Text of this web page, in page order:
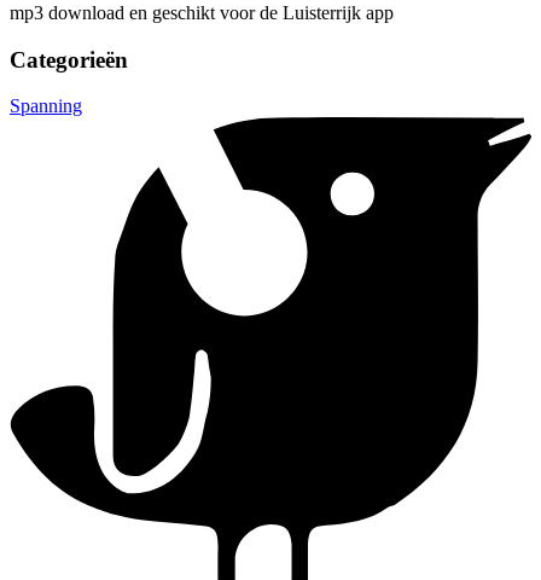
mp3 download en geschikt voor de Luisterrijk app
Categorieën
Spanning